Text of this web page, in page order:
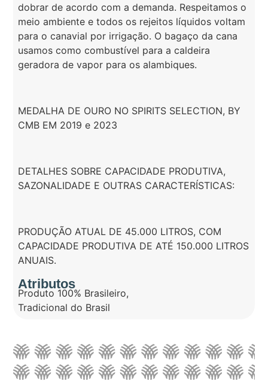
dobrar de acordo com a demanda. Respeitamos o
meio ambiente e todos os rejeitos líquidos voltam
para o canavial por irrigação. O bagaço da cana
usamos como combustível para a caldeira
geradora de vapor para os alambiques.
MEDALHA DE OURO NO SPIRITS SELECTION, BY
CMB EM 2019 e 2023
DETALHES SOBRE CAPACIDADE PRODUTIVA,
SAZONALIDADE E OUTRAS CARACTERÍSTICAS:
PRODUÇÃO ATUAL DE 45.000 LITROS, COM
CAPACIDADE PRODUTIVA DE ATÉ 150.000 LITROS
ANUAIS.
Atributos
Produto 100% Brasileiro,
Tradicional do Brasil